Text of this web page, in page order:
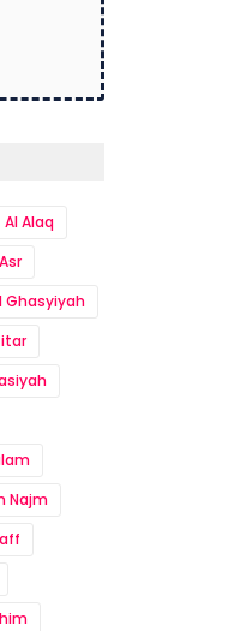
Al Alaq
Ghasyiyah
Najm